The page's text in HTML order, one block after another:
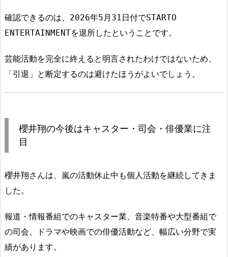
確認できるのは、2026年5月31日付でSTARTO
ENTERTAINMENTを退所したということです。
芸能活動を完全に終えると明言されたわけではないため、
「引退」と断定するのは避けたほうがよいでしょう。
櫻井翔の今後はキャスター・司会・俳優業に注
目
櫻井翔さんは、嵐の活動休止中も個人活動を継続してきま
した。
報道・情報番組でのキャスター業、音楽特番や大型番組で
の司会、ドラマや映画での俳優活動など、幅広い分野で実
績があります。